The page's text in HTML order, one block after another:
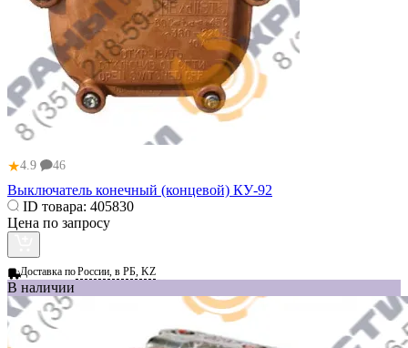
★4.9 46
Выключатель конечный (концевой) КУ-92
ID товара: 405830
Цена по запросу
Доставка поРоссии, в РБ, KZ
В наличии